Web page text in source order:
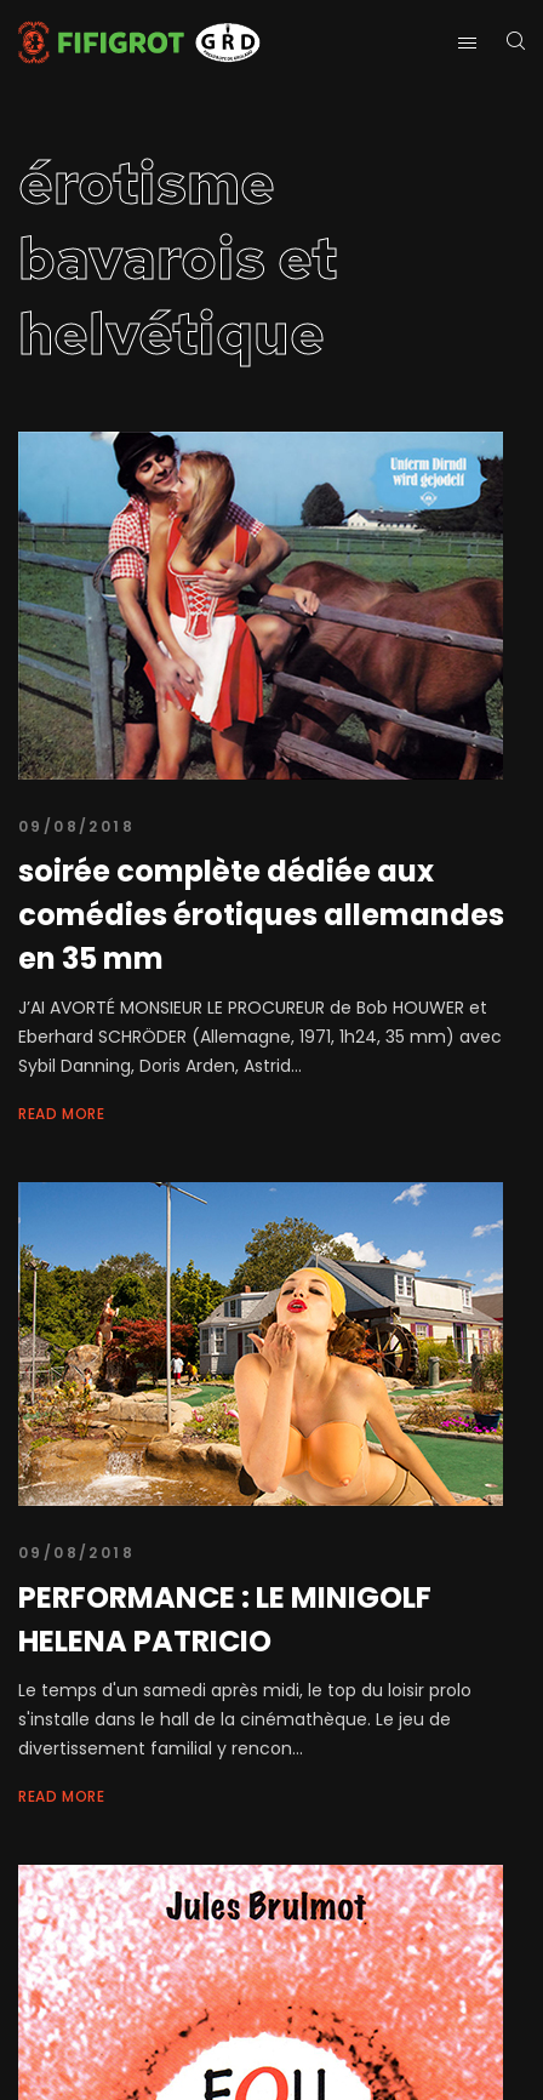
érotisme
bavarois et
helvétique
09/08/2018
soirée complète dédiée aux
comédies érotiques allemandes
en 35 mm
J’AI AVORTÉ MONSIEUR LE PROCUREUR de Bob HOUWER et
Eberhard SCHRÖDER (Allemagne, 1971, 1h24, 35 mm) avec
Sybil Danning, Doris Arden, Astrid...
READ MORE
09/08/2018
PERFORMANCE : LE MINIGOLF
HELENA PATRICIO
Le temps d'un samedi après midi, le top du loisir prolo
s'installe dans le hall de la cinémathèque. Le jeu de
divertissement familial y rencon...
READ MORE